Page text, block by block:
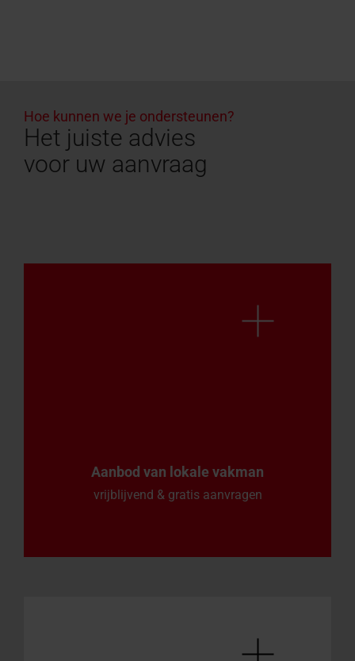
Hoe kunnen we je ondersteunen?
Het juiste advies
voor uw aanvraag
Aanbod van lokale vakman
vrijblijvend & gratis aanvragen